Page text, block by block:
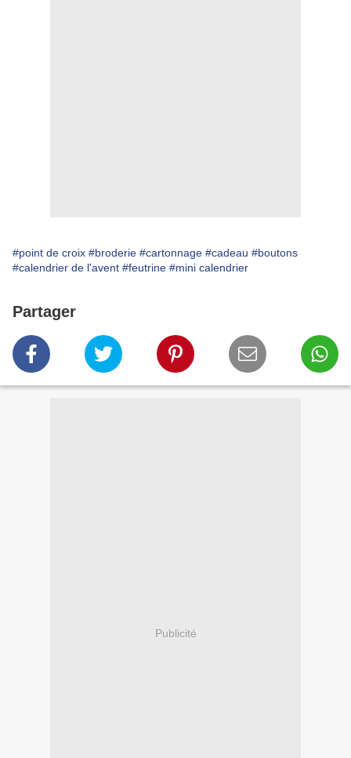
#point de croix #broderie #cartonnage #cadeau #boutons
#calendrier de l'avent #feutrine #mini calendrier
Partager
Publicité